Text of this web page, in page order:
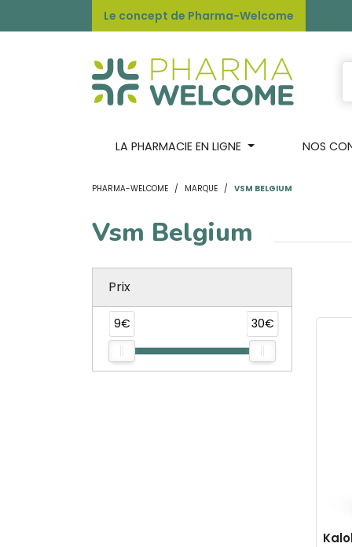
Le concept de Pharma-Welcome
LA PHARMACIE EN LIGNE NOS
PHARMA-WELCOME MARQUE VSM BELGIUM
Vsm Belgium
Prix
9€ 30€